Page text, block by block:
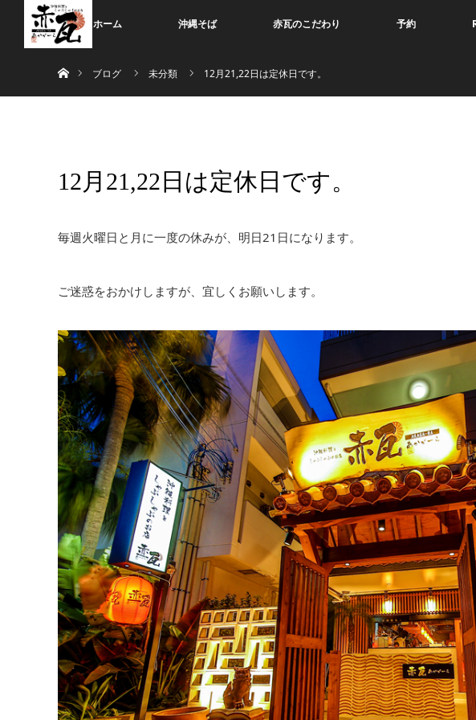
ホーム 沖縄そば 赤瓦のこだわり 予約
ブログ
未分類 12月21,22日は定休日です。
12月21,22日は定休日です。
毎週火曜日と月に一度の休みが、明日21日になります。
ご迷惑をおかけしますが、宜しくお願いします。